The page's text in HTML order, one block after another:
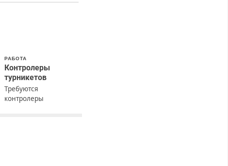
РАБОТА
Контролеры
турникетов
Требуются
контролеры